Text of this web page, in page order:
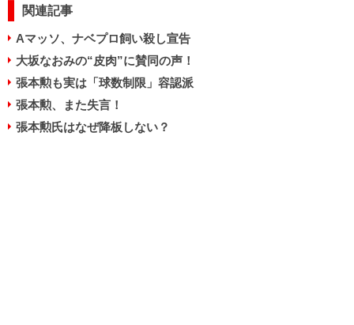
関連記事
Aマッソ、ナベプロ飼い殺し宣告
大坂なおみの“皮肉”に賛同の声！
張本勲も実は「球数制限」容認派
張本勲、また失言！
張本勲氏はなぜ降板しない？